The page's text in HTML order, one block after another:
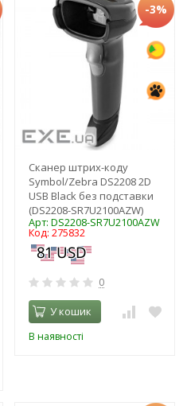
-3%
Сканер штрих-коду
Symbol/Zebra DS2208 2D
USB Black без подставки
(DS2208-SR7U2100AZW)
Арт: DS2208-SR7U2100AZW
Код: 275832
0
У кошик
В наявності